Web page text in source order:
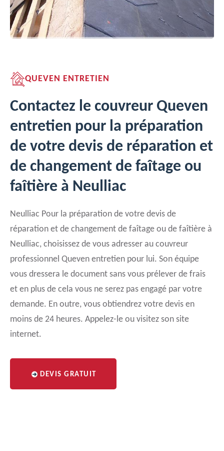
QUEVEN ENTRETIEN
Contactez le couvreur Queven
entretien pour la préparation
de votre devis de réparation et
de changement de faîtage ou
faîtière à Neulliac
Neulliac Pour la préparation de votre devis de
réparation et de changement de faîtage ou de faîtière à
Neulliac, choisissez de vous adresser au couvreur
professionnel Queven entretien pour lui. Son équipe
vous dressera le document sans vous prélever de frais
et en plus de cela vous ne serez pas engagé par votre
demande. En outre, vous obtiendrez votre devis en
moins de 24 heures. Appelez-le ou visitez son site
internet.
DEVIS GRATUIT